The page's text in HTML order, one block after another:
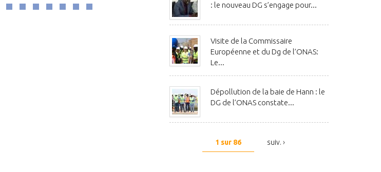
: le nouveau DG s’engage pour...
Visite de la Commissaire
Européenne et du Dg de l’ONAS:
Le...
Dépollution de la baie de Hann : le
DG de l’ONAS constate...
1 sur 86 suiv. ›